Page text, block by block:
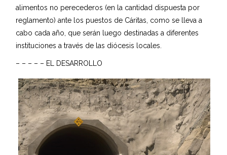
alimentos no perecederos (en la cantidad dispuesta por
reglamento) ante los puestos de Cáritas, como se lleva a
cabo cada año, que serán luego destinadas a diferentes
instituciones a través de las diócesis locales.
– – – – – EL DESARROLLO